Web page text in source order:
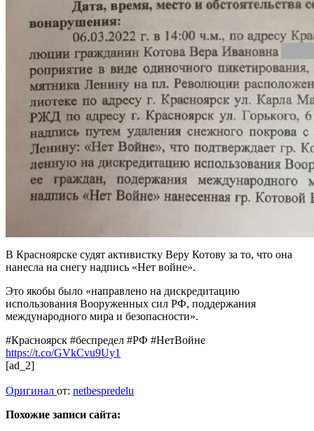
В Красноярске судят активистку Веру Котову за то, что она
нанесла на снегу надпись «Нет войне».
Это якобы было «направлено на дискредитацию
использования Вооруженных сил РФ, поддержания
международного мира и безопасности».
#Красноярск #беспредел #РФ #НетВойне
https://t.co/GVkCvu9Uy1
[ad_2]
Оригинал от: netbespredelu
Похожие записи сайта: